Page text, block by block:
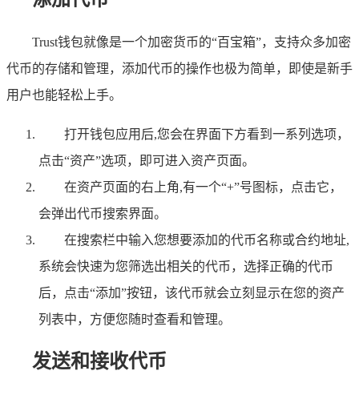
Trust钱包就像是一个加密货币的“百宝箱”，支持众多加密
代币的存储和管理，添加代币的操作也极为简单，即使是新手
用户也能轻松上手。
打开钱包应用后,您会在界面下方看到一系列选项，
点击“资产”选项，即可进入资产页面。
在资产页面的右上角,有一个“+”号图标，点击它，
会弹出代币搜索界面。
在搜索栏中输入您想要添加的代币名称或合约地址,
系统会快速为您筛选出相关的代币，选择正确的代币
后，点击“添加”按钮，该代币就会立刻显示在您的资产
列表中，方便您随时查看和管理。
发送和接收代币